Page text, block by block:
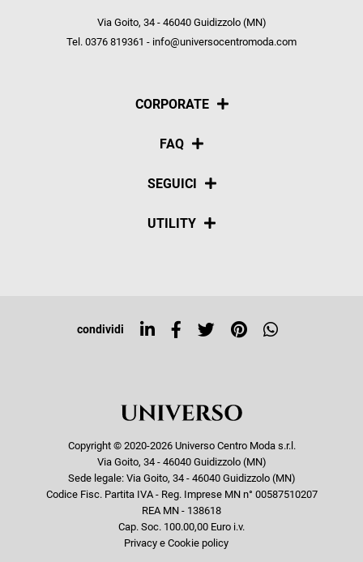
Via Goito, 34 - 46040 Guidizzolo (MN)
Tel. 0376 819361 - info@universocentromoda.com
CORPORATE
Chi siamo
FAQ
Pagamenti
SEGUICI
Social
UTILITY
Top ricerche
condividi
Copyright © 2020-2026 Universo Centro Moda s.r.l.
Via Goito, 34 - 46040 Guidizzolo (MN)
Sede legale: Via Goito, 34 - 46040 Guidizzolo (MN)
Codice Fisc. Partita IVA - Reg. Imprese MN n° 00587510207
REA MN - 138618
Cap. Soc. 100.00,00 Euro i.v.
Privacy e Cookie policy